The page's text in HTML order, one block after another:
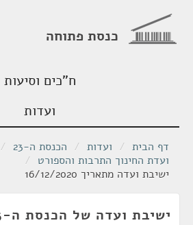
כנסת פתוחה
ח"כים וסיעות
ועדות
דף הבית / ועדות / הכנסת ה-23
/
ועדת החינוך התרבות והספורט /
ישיבת ועדה מתאריך 16/12/2020